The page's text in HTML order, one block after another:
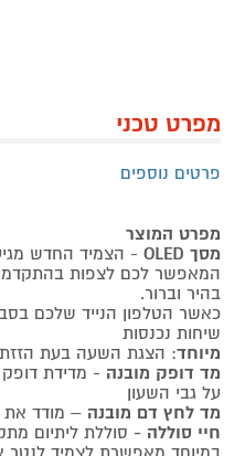
מפרט טכני
פרטים נוספים
מפרט המוצר
מסך OLED
המאפשר לכם לצפות
בהיר וברור.
כאשר הטלפון הנייד שלכם
שיחות נכנסות
מיוחד: הצגת השעה בעת הזזת
מד דופק מובנה - מדידת דופק
על גבי השעון
מד לחץ דם מובנה – מודד את
חיי סוללה - סוללת ליתיום